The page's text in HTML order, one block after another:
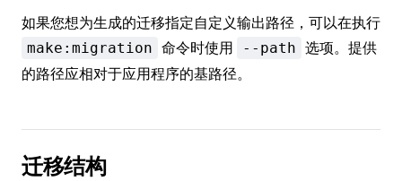
如果您想为生成的迁移指定自定义输出路径，可以在执行
make:migration 命令时使用 --path 选项。提供
的路径应相对于应用程序的基路径。
迁移结构